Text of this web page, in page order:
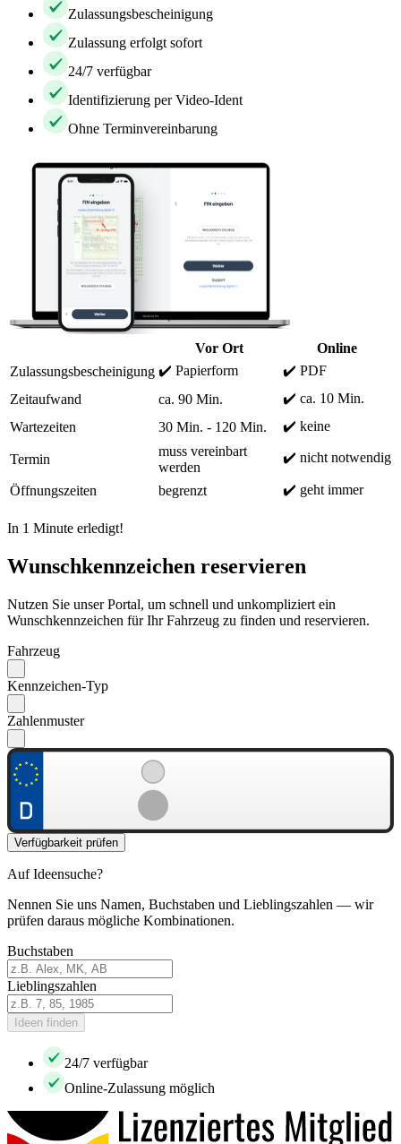
Zulassungsbescheinigung
Zulassung erfolgt sofort
24/7 verfügbar
Identifizierung per Video-Ident
Ohne Terminvereinbarung
Vor Ort
Online
Zulassungsbescheinigung ✔️ Papierform
✔️ PDF
Zeitaufwand
ca. 90 Min.
✔️ ca. 10 Min.
Wartezeiten
30 Min. - 120 Min. ✔️ keine
Termin
muss vereinbart
werden
✔️ nicht notwendig
Öffnungszeiten begrenzt ✔️ geht immer
In 1 Minute erledigt!
Wunschkennzeichen reservieren
Nutzen Sie unser Portal, um schnell und unkompliziert ein
Wunschkennzeichen für Ihr Fahrzeug zu finden und reservieren.
Fahrzeug
Kennzeichen-Typ
Zahlenmuster
Verfügbarkeit prüfen
Auf Ideensuche?
Nennen Sie uns Namen, Buchstaben und Lieblingszahlen — wir
prüfen daraus mögliche Kombinationen.
Buchstaben
Lieblingszahlen
Ideen finden
24/7 verfügbar
Online-Zulassung möglich